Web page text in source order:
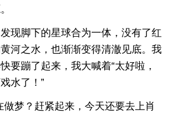
脚下的星球合为一体，没有了红
河之水，也渐渐变得清澈见底。我
要蹦了起来，我大喊着“太好啦，
水了！”
梦？赶紧起来，今天还要去上肖